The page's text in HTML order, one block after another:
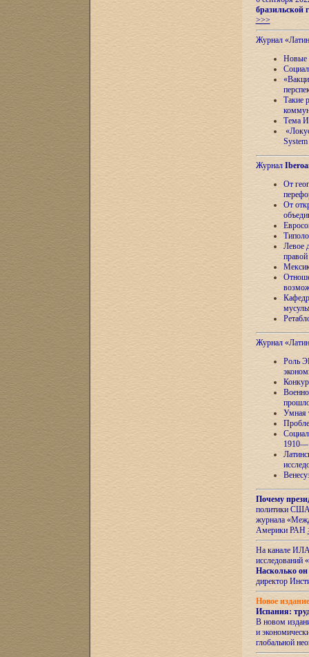
бразильской
>>>
Журнал
Новые
Такие
Тема
Журнал
От
От
Левое
Журнал
Роль
Умная
Почему
политики США
журнала
Америки РАН
На канале ИЛА
исследований «
Насколько он
директор
Новое
Испания:
В новом
и
глобальной